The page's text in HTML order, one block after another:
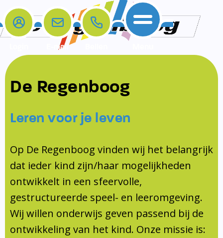
Home
De school
Opleiding en Stage
KomKids
Schoolvakanties
Ouderraad
Medezeggenschapsraad
Documentatie
Ouders
Ouders
Contact
Contact
Contact
Samenwerkingen
Samenwerkingen
Schoollogopedist
E-mail
De Regenboog
Leren voor je leven
Op De Regenboog vinden wij het belangrijk
dat ieder kind zijn/haar mogelijkheden
ontwikkelt in een sfeervolle,
gestructureerde speel- en leeromgeving.
Wij willen onderwijs geven passend bij de
ontwikkeling van het kind. Onze missie is: